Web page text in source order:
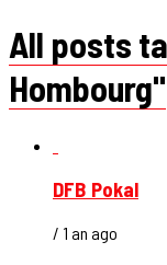
All posts
Hombourg"
DFB Pokal
/ 1 an ago